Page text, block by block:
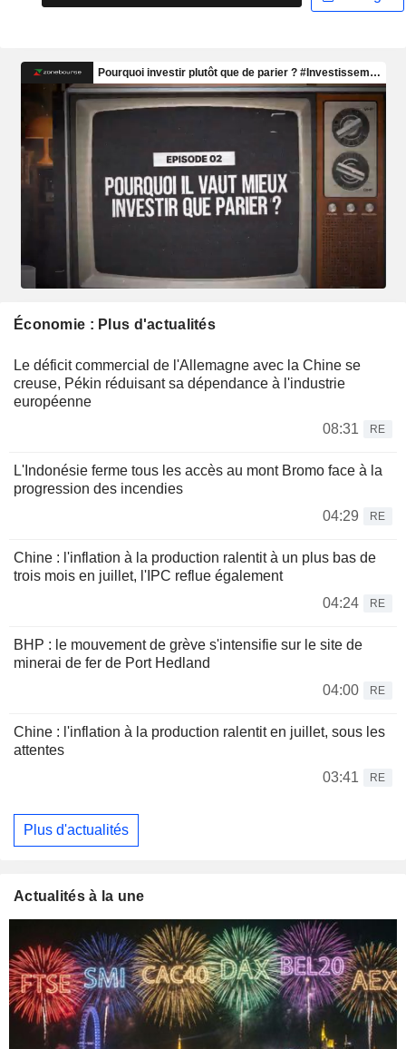
Économie : Plus d'actualités
Le déficit commercial de l'Allemagne avec la Chine se
creuse, Pékin réduisant sa dépendance à l'industrie
européenne
08:31
RE
L'Indonésie ferme tous les accès au mont Bromo face à la
progression des incendies
04:29
RE
Chine : l'inflation à la production ralentit à un plus bas de
trois mois en juillet, l'IPC reflue également
04:24
RE
BHP : le mouvement de grève s'intensifie sur le site de
minerai de fer de Port Hedland
04:00
RE
Chine : l'inflation à la production ralentit en juillet, sous les
attentes
03:41
RE
Plus d'actualités
Actualités à la une